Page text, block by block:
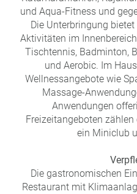
und Aqua-Fitness und
Die Unterbringung
Aktivitäten im
Tischtennis, Badminton,
und Aerobic. Im
Wellnessangebote wie
Massage-
Anwendungen
Freizeitangeboten
ein Miniclub
Die gastronomischen
Restaurant mit